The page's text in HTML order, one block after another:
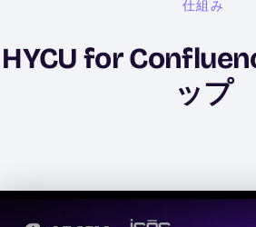
仕組み
HYCU for
ップ